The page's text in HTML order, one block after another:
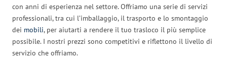
con anni di esperienza nel settore. Offriamo una serie di servizi
professionali, tra cui l’imballaggio, il trasporto e lo smontaggio
dei mobili, per aiutarti a rendere il tuo trasloco il più semplice
possibile. I nostri prezzi sono competitivi e riflettono il livello di
servizio che offriamo.